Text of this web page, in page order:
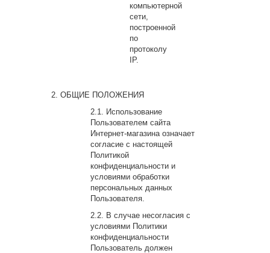
компьютерной
сети,
построенной
по
протоколу
IP.
ОБЩИЕ ПОЛОЖЕНИЯ
Использование
Пользователем сайта
Интернет-магазина означает
согласие с настоящей
Политикой
конфиденциальности и
условиями обработки
персональных данных
Пользователя.
В случае несогласия с
условиями Политики
конфиденциальности
Пользователь должен